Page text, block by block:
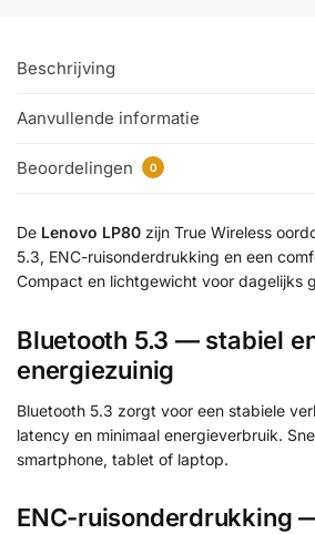
Beschrijving
Aanvullende informatie
Beoordelingen 0
De Lenovo LP80 zijn True Wireless
5.3, ENC-ruisonderdrukking en een
Compact en lichtgewicht voor dagelijks
Bluetooth 5.3 — stabiel
energiezuinig
Bluetooth 5.3 zorgt voor een stabiele
latency en minimaal energieverbruik.
smartphone, tablet of laptop.
ENC-ruisonderdrukking